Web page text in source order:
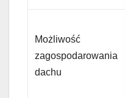
Możliwość
zagospodarowania
dachu